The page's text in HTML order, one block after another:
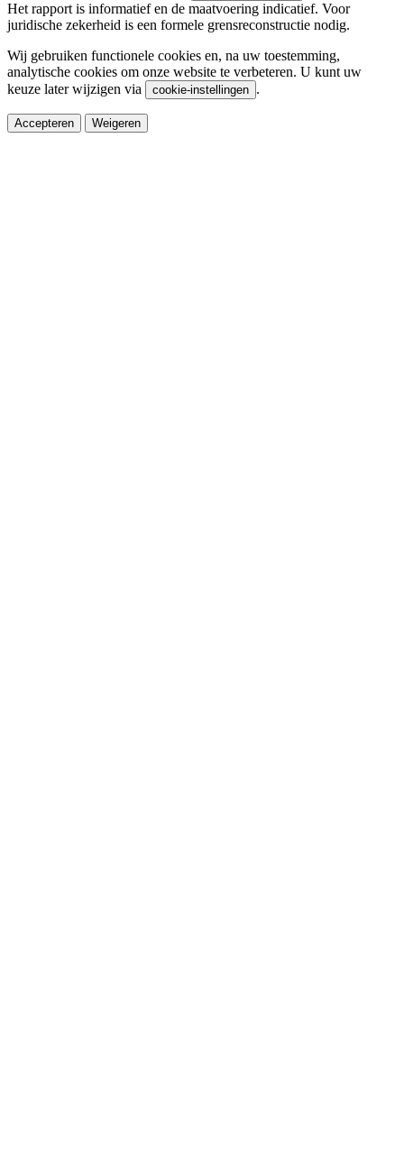
Het rapport is informatief en de maatvoering indicatief. Voor
juridische zekerheid is een formele grensreconstructie nodig.
Wij gebruiken functionele cookies en, na uw toestemming,
analytische cookies om onze website te verbeteren. U kunt uw
keuze later wijzigen via
cookie-instellingen .
Accepteren Weigeren